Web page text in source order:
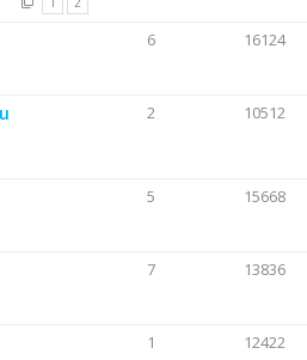
6 16124
2 10512
5 15668
7 13836
1 12422